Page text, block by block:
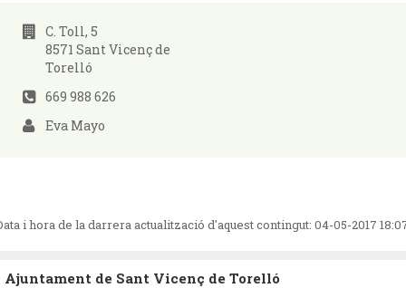
C. Toll, 5
8571 Sant Vicenç de
Torelló
669 988 626
Eva Mayo
i hora de la darrera actualització d'aquest contingut: 04-05-2017
Ajuntament de Sant Vicenç de Torelló